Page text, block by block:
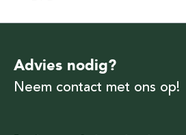
Advies nodig?
Neem contact met ons op!